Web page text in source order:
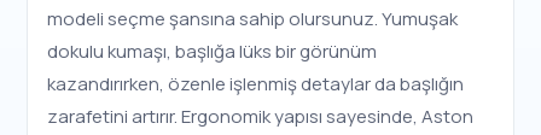
modeli seçme şansına sahip olursunuz. Yumuşak
dokulu kumaşı, başlığa lüks bir görünüm
kazandırırken, özenle işlenmiş detaylar da başlığın
zarafetini artırır. Ergonomik yapısı sayesinde, Aston